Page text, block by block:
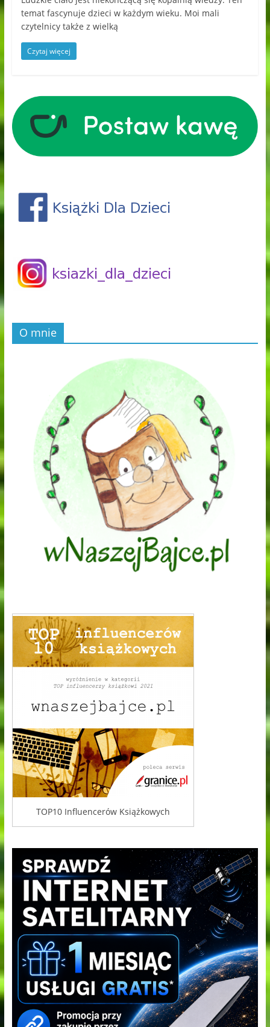
temat fascynuje dzieci w każdym wieku. Moi mali
czytelnicy także z wielką
Czytaj więcej
O mnie
TOP10 Influencerów Książkowych